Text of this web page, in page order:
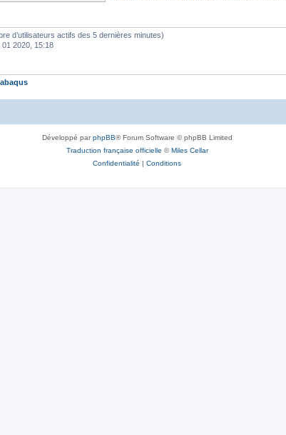
d’utilisateurs actifs des 5 dernières minutes)
01 2020, 15:18
abaqus
Développé parphpBB® Forum Software © phpBB Limited
Traduction française officielle ©Miles Cellar
Confidentialité | Conditions